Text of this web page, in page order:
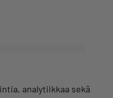
analytiikkaa sekä